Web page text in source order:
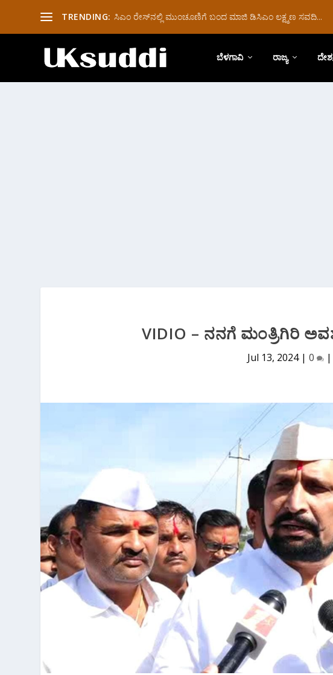
TRENDING: ಸಿಎಂ ರೇಸ್‌ನಲ್ಲಿ ಮುಂಚೂಣಿಗೆ ಬಂದ ಮಾಜಿ ಡಿಸಿಎಂ ಲಕ್ಷ್ಮಣ ಸವದಿ...
ಬೆಳಗಾವಿ ರಾಜ್ಯ
VIDIO – ನನಗೆ ಮಂತ್ರಿಗಿರಿ
Jul 13, 2024| 0 |